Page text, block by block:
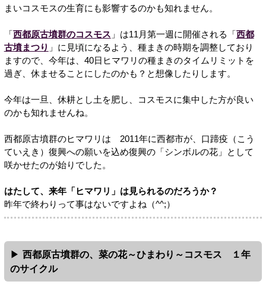
まいコスモスの生育にも影響するのかも知れません。
「 西都原古墳群のコスモス 」は11月第一週に開催される「 西都
古墳まつり 」に見頃になるよう、種まきの時期を調整しており
ますので、今年は、40日ヒマワリの種まきのタイムリミットを
過ぎ、休ませることにしたのかも？と想像したりします。
今年は一旦、休耕とし土を肥し、コスモスに集中した方が良い
のかも知れませんね。
西都原古墳群のヒマワリは 2011年に西都市が、口蹄疫（こう
ていえき）復興への願いを込め復興の「シンボルの花」として
咲かせたのが始りでした。
はたして、来年「ヒマワリ」は見られるのだろうか？
昨年で終わりって事はないですよね（^^;）
西都原古墳群の、菜の花～ひまわり～コスモス １年
のサイクル